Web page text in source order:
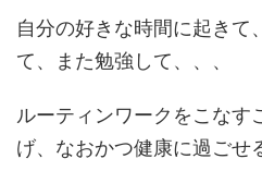
自分の好きな時間に起きて
て、また勉強して、、、
ルーティンワークをこなす
げ、なおかつ健康に過ごせ